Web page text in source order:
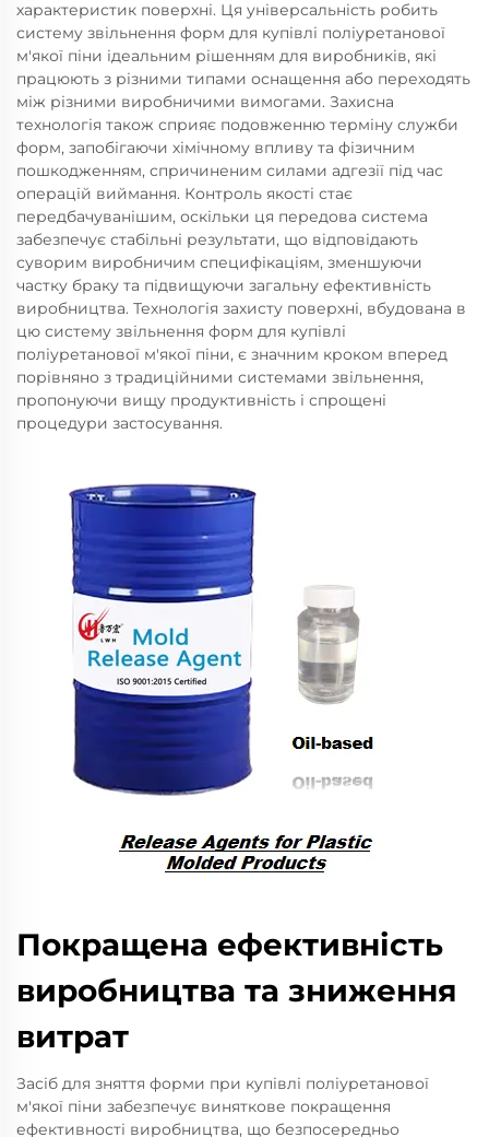
характеристик поверхні. Ця універсальність робить
систему звільнення форм для купівлі поліуретанової
м'якої піни ідеальним рішенням для виробників, які
працюють з різними типами оснащення або переходять
між різними виробничими вимогами. Захисна
технологія також сприяє подовженню терміну служби
форм, запобігаючи хімічному впливу та фізичним
пошкодженням, спричиненим силами адгезії під час
операцій виймання. Контроль якості стає
передбачуванішим, оскільки ця передова система
забезпечує стабільні результати, що відповідають
суворим виробничим специфікаціям, зменшуючи
частку браку та підвищуючи загальну ефективність
виробництва. Технологія захисту поверхні, вбудована в
цю систему звільнення форм для купівлі
поліуретанової м'якої піни, є значним кроком вперед
порівняно з традиційними системами звільнення,
пропонуючи вищу продуктивність і спрощені
процедури застосування.
Покращена ефективність
виробництва та зниження
витрат
Засіб для зняття форми при купівлі поліуретанової
м'якої піни забезпечує виняткове покращення
ефективності виробництва, що безпосередньо